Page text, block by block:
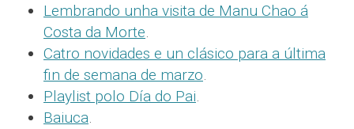
Lembrando unha visita de Manu Chao á
Costa da Morte.
Catro novidades e un clásico para a última
fin de semana de marzo.
Playlist polo Día do Pai.
Baiuca.